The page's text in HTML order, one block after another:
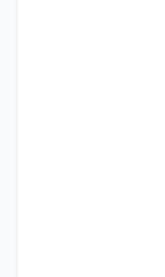
انواع فن های
مرغداری و
و ساختمانی
اروپایی
رو در صرف
در هزینه و زمان